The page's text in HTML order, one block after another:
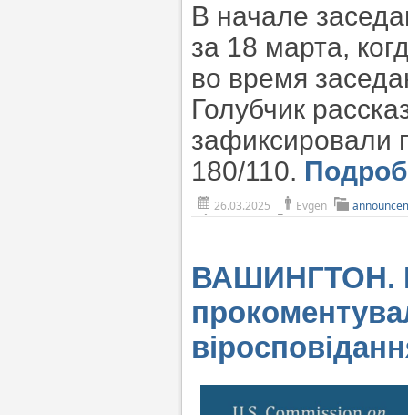
В начале
за 18 марта,
во время
Голубчик
зафиксировали
180/110.
26.03.2025 Evgen
ВАШИНГТОН.